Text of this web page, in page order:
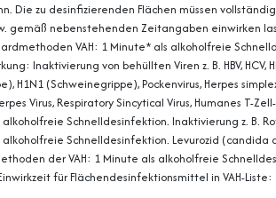
Die zu desinfizierenden Flächen müssen
gemäß nebenstehenden Zeitangaben einwirken
VAH: 1 Minute* als alkoholfreie
Inaktivierung von behüllten Viren z. B. HBV, HCV,
H1N1 (Schweinegrippe), Pockenvirus, Herpes
Virus, Respiratory Sincytical Virus, Humanes T-
Schnelldesinfektion. Inaktivierung z. B.
Schnelldesinfektion. Levurozid (candida
der VAH: 1 Minute als alkoholfreie
für Flächendesinfektionsmittel in VAH-